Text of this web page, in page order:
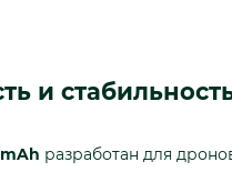
и
разработан для